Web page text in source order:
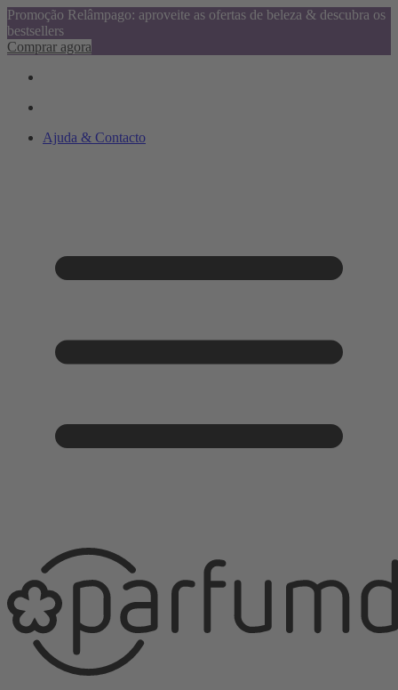
Promoção Relâmpago: aproveite as ofertas de beleza & descubra os
bestsellers
Comprar agora
Ajuda & Contacto